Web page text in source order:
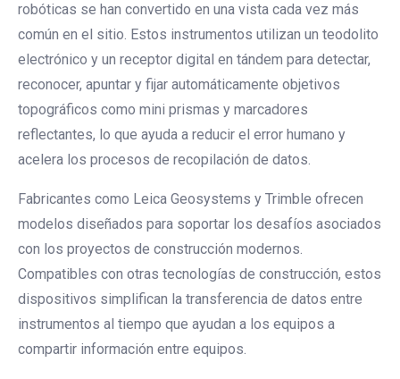
robóticas se han convertido en una vista cada vez más
común en el sitio. Estos instrumentos utilizan un teodolito
electrónico y un receptor digital en tándem para detectar,
reconocer, apuntar y fijar automáticamente objetivos
topográficos como mini prismas y marcadores
reflectantes, lo que ayuda a reducir el error humano y
acelera los procesos de recopilación de datos.
Fabricantes como Leica Geosystems y Trimble ofrecen
modelos diseñados para soportar los desafíos asociados
con los proyectos de construcción modernos.
Compatibles con otras tecnologías de construcción, estos
dispositivos simplifican la transferencia de datos entre
instrumentos al tiempo que ayudan a los equipos a
compartir información entre equipos.